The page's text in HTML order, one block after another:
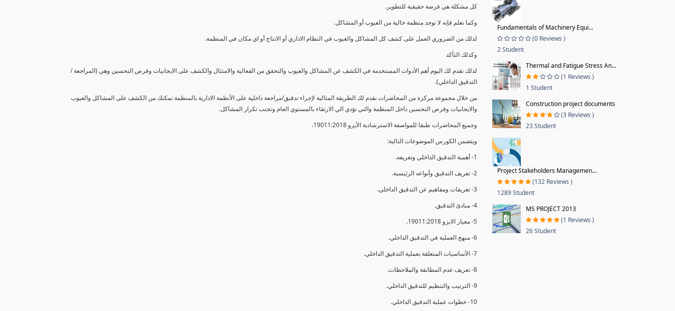
كل مشكلة هي فرصة حقيقية للتطوير.
وكما نعلم فإنه لا توجد منظمة خالية من العيوب أو المشاكل.
لذلك من الضروري العمل على كشف كل المشاكل والعيوب في النظام الاداري أو الانتاج أو اي مكان في المنظمة.
وكذلك التأكد
لذلك نقدم لك اليوم أهم الأدوات المستخدمة في الكشف عن المشاكل والعيوب والتحقق من الفعالية والامتثال والكشف على الايجابيات وفرص التحسين وهي (المراجعة /
التدقيق الداخلي).
من خلال مجموعة مركزة من المحاضرات نقدم لك الطريقة المثالية لإجراء تدقيق/مراجعة داخلية على الأنظمة الادارية بالمنظمة تمكنك من الكشف على المشاكل والعيوب
والايجابيات وفرص التحسين داخل المنظمة والتي تؤدي الي الارتقاء بالمستوي العام وتجنب تكرار المشاكل.
وجميع المحاضرات طبقا للمواصفة الاسترشادية الأيزو 19011:2018.
ويتضمن الكورس الموضوعات التالية:
1- أهمية التدقيق الداخلي وتعريفه.
2- تعريف التدقيق وأنواعه الرئيسية.
3- تعريفات ومفاهيم عن التدقيق الداخلي.
4- مبادئ التدقيق.
5- معيار الايزو 19011:2018.
6- منهج العملية في التدقيق الداخلي.
7- الأساسيات المتعلقة بعملية التدقيق الداخلي.
8- تعريف عدم المطابقة والملاحظات.
9- الترتيب والتنظيم للتدقيق الداخلي.
10- خطوات عملية التدقيق الداخلي.
Fundamentals of Machinery Equi...
(0 Reviews )
2 Student
Thermal and Fatigue Stress An...
(1 Reviews )
1 Student
Construction project documents
(3 Reviews )
23 Student
Project Stakeholders Managemen...
(132 Reviews )
1289 Student
MS PROJECT 2013
(1 Reviews )
26 Student